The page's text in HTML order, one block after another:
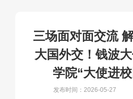
三场面对面交流
大国外交！钱波
学院“大使进
发布时间：2026-05-27